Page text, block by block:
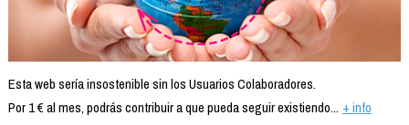
Esta web sería insostenible sin los Usuarios Colaboradores.
Por 1 € al mes, podrás contribuir a que pueda seguir existiendo... + info